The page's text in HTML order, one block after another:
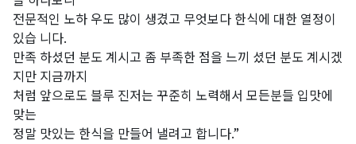
전문적인 노하 우도 많이 생겼고 무엇보다 한식에 대한 열정이
있습 니다.
만족 하셨던 분도 계시고 좀 부족한 점을 느끼 셨던 분도 계시겠
지만 지금까지
처럼 앞으로도 블루 진저는 꾸준히 노력해서 모든분들 입맛에
맞는
정말 맛있는 한식을 만들어 낼려고 합니다.”